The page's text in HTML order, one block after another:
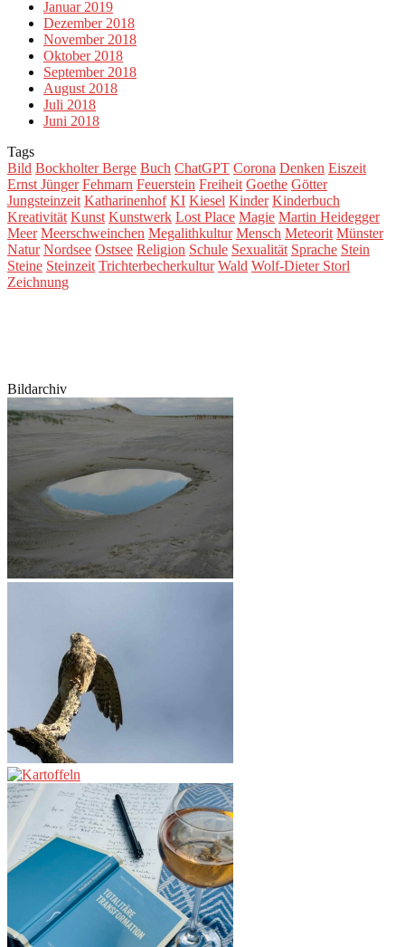
Januar 2019
Dezember 2018
November 2018
Oktober 2018
September 2018
August 2018
Juli 2018
Juni 2018
Tags
Bild Bockholter Berge Buch ChatGPT Corona Denken Eiszeit
Ernst Jünger Fehmarn Feuerstein Freiheit Goethe Götter
Jungsteinzeit Katharinenhof KI Kiesel Kinder Kinderbuch
Kreativität Kunst Kunstwerk Lost Place Magie Martin Heidegger
Meer Meerschweinchen Megalithkultur Mensch Meteorit Münster
Natur Nordsee Ostsee Religion Schule Sexualität Sprache Stein
Steine Steinzeit Trichterbecherkultur Wald Wolf-Dieter Storl
Zeichnung
Bildarchiv